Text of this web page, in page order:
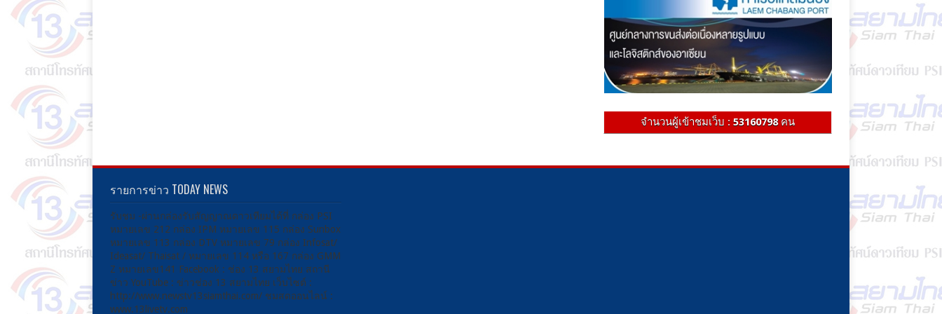
จำนวนผู้เข้าชมเว็บ : 53160798คน
รายการข่าว TODAY NEWS
รับชม -ผ่านกล่องรับสัญญาณดาวเทียมได้ที่ กล่อง PSI
หมายเลข 212 กล่อง IPM หมายเลข 115 กล่อง Sunbox
หมายเลข 113 กล่อง DTV หมายเลข 79 กล่อง Infosat/
Ideasat/ Thaisat / หมายเลข 114 หรือ 167 กล่อง GMM
Z หมายเลข141 Facebook : ช่อง 13 สยามไทย สถานี
ข่าว YouTube : ข่าวช่อง 13 สยามไทย เว็บไซต์ :
http://www.newstv13siamthai.com/ ชมสดออนไลน์ :
www.13livetv.com